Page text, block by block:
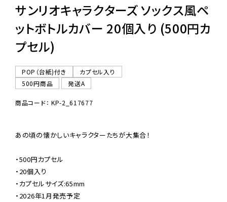
06-6282-7659
サンリオキャラクターズ ソックス風ペ
ットボトルカバー 20個入り (500円カ
プセル)
POP（台紙)付き
カプセル入り
500円商品
発送A
商品コード： KP-2_617677
あの頃の懐かしいキャラクターたちが大集合！
・500円カプセル
・20個入り
・カプセルサイズ:65mm
・2026年1月発売予定